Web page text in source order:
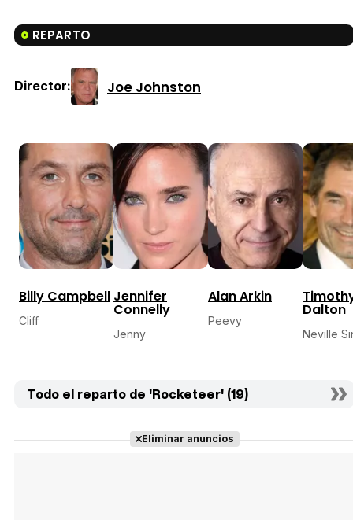
REPARTO
Director: Joe Johnston
Billy Campbell
Cliff
Jennifer
Connelly
Jenny
Alan Arkin
Peevy
Dalton
Neville
Todo el reparto de 'Rocketeer' (19)
Eliminar anuncios